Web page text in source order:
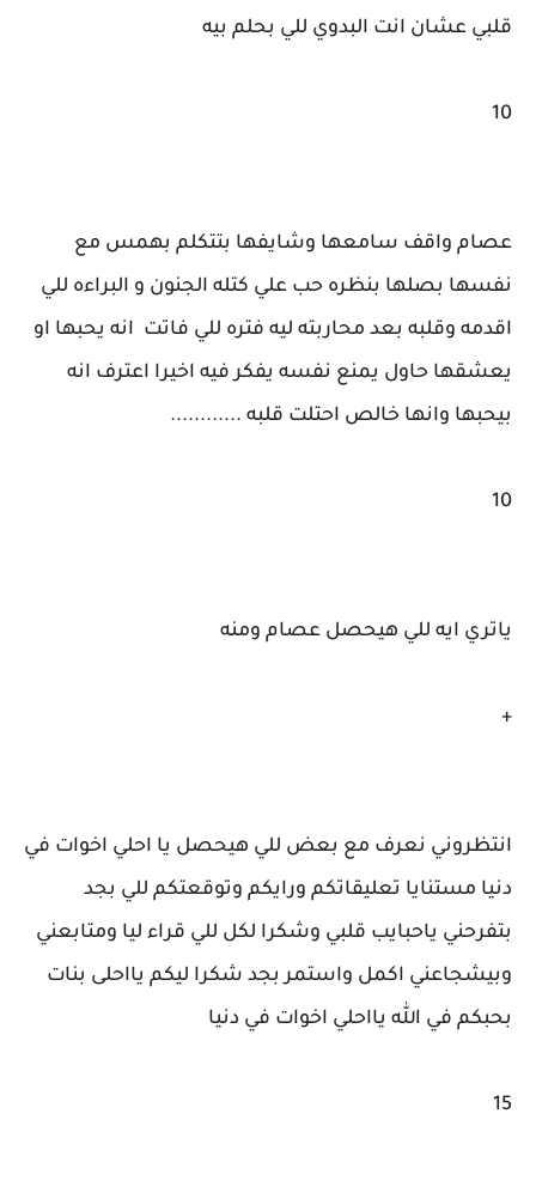
قلبي عشان انت البدوي للي بحلم بيه
10
عصام واقف سامعها وشايفها بتتكلم بهمس مع
نفسها بصلها بنظره حب علي كتله الجنون و البراءه للي
اقدمه وقلبه بعد محاربته ليه فتره للي فاتت انه يحبها او
يعشقها حاول يمنع نفسه يفكر فيه اخيرا اعترف انه
بيحبها وانها خالص احتلت قلبه ............
10
ياتري ايه للي هيحصل عصام ومنه
+
انتظروني نعرف مع بعض للي هيحصل يا احلي اخوات في
دنيا مستنايا تعليقاتكم ورايكم وتوقعتكم للي بجد
بتفرحني ياحبايب قلبي وشكرا لكل للي قراء ليا ومتابعني
وبيشجاعني اكمل واستمر بجد شكرا ليكم يااحلى بنات
بحبكم في الله يااحلي اخوات في دنيا
15